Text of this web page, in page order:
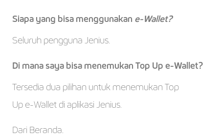
Siapa yang bisa menggunakan e-Wallet?
Seluruh pengguna Jenius.
Di mana saya bisa menemukan Top Up e-Wallet?
Tersedia dua pilihan untuk menemukan Top
Up e-Wallet di aplikasi Jenius.
Dari Beranda.